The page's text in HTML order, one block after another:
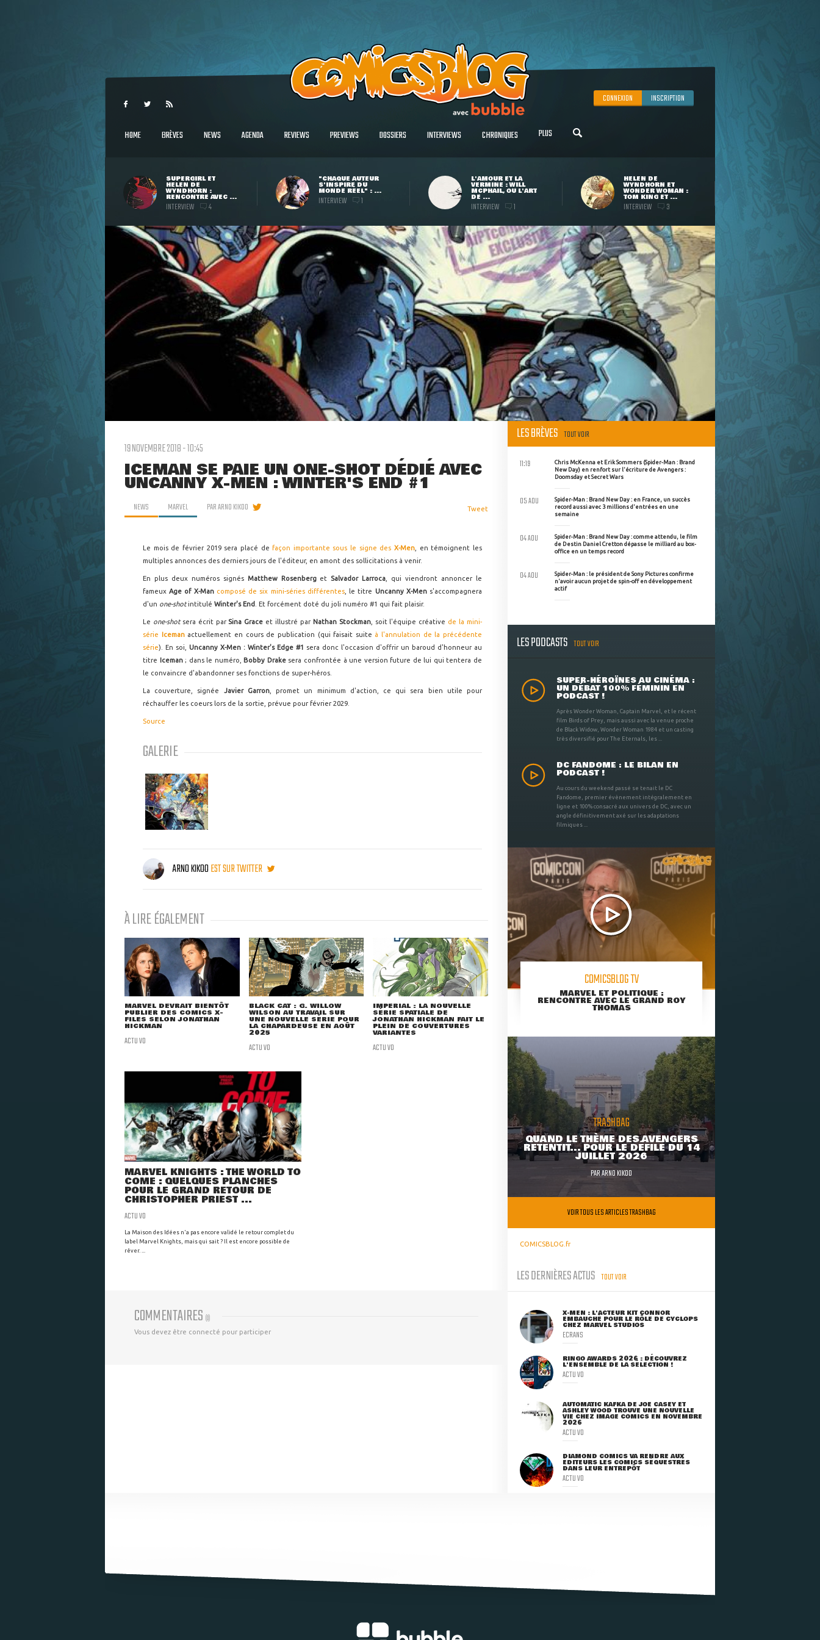
CONNEXION INSCRIPTION
HOME BRÈVES NEWS AGENDA REVIEWS PREVIEWS DOSSIERS INTERVIEWS CHRONIQUES PLUS
SUPERGIRL ET
HELEN DE
WYNDHORN :
RENCONTRE AVEC ...
INTERVIEW 4
"CHAQUE AUTEUR
S'INSPIRE DU
MONDE RÉEL" : ...
INTERVIEW 1
L'AMOUR ET LA
VERMINE : WILL
MCPHAIL, OU L'ART
DE ...
INTERVIEW 1
HELEN DE
WYNDHORN ET
WONDER WOMAN :
TOM KING ET ...
INTERVIEW 3
19 NOVEMBRE 2018 - 10:45
ICEMAN SE PAIE UN ONE-SHOT DÉDIÉ AVEC
UNCANNY X-MEN : WINTER'S END #1
NEWS MARVEL PARARNO KIKOO Tweet
Le mois de février 2019 sera placé defaçon importante sous le signe desX-Men , en témoignent les
multiples annonces des derniers jours de l'éditeur, en amont des sollicitations à venir.
En plus deux numéros signés Matthew Rosenberg et Salvador Larroca , qui viendront annoncer le
fameuxAge of X-Man composé de six mini-séries différentes, le titre Uncanny X-Men s'accompagnera
d'un one-shotintitulé Winter's End . Et forcément doté du joli numéro #1 qui fait plaisir.
Le one-shotsera écrit par Sina Grace et illustré par Nathan Stockman, soit l'équipe créative de la mini-
série Iceman actuellement en cours de publication (qui faisait suite à l'annulation de la précédente
série). En soi, Uncanny X-Men : Winter's Edge #1 sera donc l'occasion d'offrir un baroud d'honneur au
titre Iceman; dans le numéro, Bobby Drake sera confrontée à une version future de lui qui tentera de
le convaincre d'abandonner ses fonctions de super-héros.
La couverture, signée Javier Garron, promet un minimum d'action, ce qui sera bien utile pour
réchauffer les coeurs lors de la sortie, prévue pour février 2029.
Source
GALERIE
ARNO KIKOOEST SUR TWITTER
À LIRE ÉGALEMENT
MARVEL DEVRAIT BIENTÔT
PUBLIER DES COMICS X-
FILES SELON JONATHAN
HICKMAN
ACTU VO
BLACK CAT : G. WILLOW
WILSON AU TRAVAIL SUR
UNE NOUVELLE SÉRIE POUR
LA CHAPARDEUSE EN AOÛT
2025
ACTU VO
IMPERIAL : LA NOUVELLE
SÉRIE SPATIALE DE
JONATHAN HICKMAN FAIT LE
PLEIN DE COUVERTURES
VARIANTES
ACTU VO
MARVEL KNIGHTS : THE WORLD TO
COME : QUELQUES PLANCHES
POUR LE GRAND RETOUR DE
CHRISTOPHER PRIEST ...
ACTU VO
La Maison des Idées n'a pas encore validé le retour complet du
label Marvel Knights, mais qui sait ? Il est encore possible de
rêver. ...
COMMENTAIRES (0)
Vous devez être connecté pour participer
LES BRÈVES TOUT VOIR
Chris McKenna et Erik Sommers (Spider-Man : Brand
New Day) en renfort sur l'écriture de Avengers :
Doomsday et Secret Wars
11:19
Spider-Man : Brand New Day : en France, un succès
record aussi avec 3 millions d'entrées en une
semaine
05 AOU
Spider-Man : Brand New Day : comme attendu, le film
de Destin Daniel Cretton dépasse le milliard au box-
office en un temps record
04 AOU
Spider-Man : le président de Sony Pictures confirme
n'avoir aucun projet de spin-off en développement
actif
04 AOU
LES PODCASTS TOUT VOIR
SUPER-HÉROÏNES AU CINÉMA :
UN DÉBAT 100% FÉMININ EN
PODCAST !
Après Wonder Woman, Captain Marvel, et le récent
film Birds of Prey, mais aussi avec la venue proche
de Black Widow, Wonder Woman 1984 et un casting
très diversifié pour The Eternals, les ...
DC FANDOME : LE BILAN EN
PODCAST !
Au cours du weekend passé se tenait le DC
Fandome, premier évènement intégralement en
ligne et 100% consacré aux univers de DC, avec un
angle définitivement axé sur les adaptations
filmiques ...
COMICSBLOG TV
MARVEL ET POLITIQUE :
RENCONTRE AVEC LE GRAND ROY
THOMAS
TRASHBAG
QUAND LE THÈME DES AVENGERS
RETENTIT... POUR LE DÉFILÉ DU 14
JUILLET 2026
PARARNO KIKOO
VOIR TOUS LES ARTICLES TRASHBAG
COMICSBLOG.fr
LES DERNIÈRES ACTUS TOUT VOIR
X-MEN : L'ACTEUR KIT CONNOR
EMBAUCHÉ POUR LE RÔLE DE CYCLOPS
CHEZ MARVEL STUDIOS
ECRANS
RINGO AWARDS 2026 : DÉCOUVREZ
L'ENSEMBLE DE LA SÉLECTION !
ACTU VO
AUTOMATIC KAFKA DE JOE CASEY ET
ASHLEY WOOD TROUVE UNE NOUVELLE
VIE CHEZ IMAGE COMICS EN NOVEMBRE
2026
ACTU VO
DIAMOND COMICS VA RENDRE AUX
ÉDITEURS LES COMICS SÉQUESTRÉS
DANS LEUR ENTREPÔT
ACTU VO